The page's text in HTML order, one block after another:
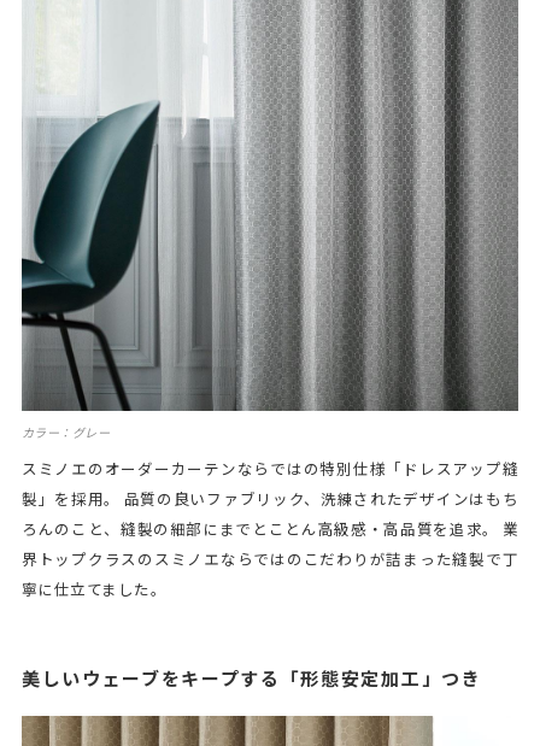
カラー：グレー
スミノエのオーダーカーテンならではの特別仕様「ドレスアップ縫
製」を採用。 品質の良いファブリック、洗練されたデザインはもち
ろんのこと、縫製の細部にまでとことん高級感・高品質を追求。 業
界トップクラスのスミノエならではのこだわりが詰まった縫製で丁
寧に仕立てました。
美しいウェーブをキープする「形態安定加工」つき